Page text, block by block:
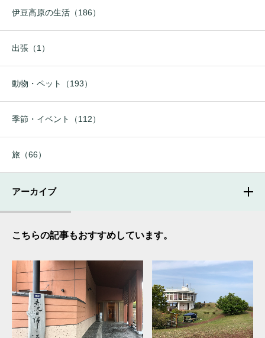
伊豆高原の生活（186）
出張（1）
動物・ペット（193）
季節・イベント（112）
旅（66）
アーカイブ
こちらの記事もおすすめしています。